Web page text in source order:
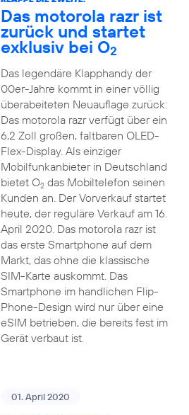
Das motorola razr ist
zurück und startet
exklusiv bei O2
Das legendäre Klapphandy der
00er-Jahre kommt in einer völlig
überabeiteten Neuauflage zurück:
Das motorola razr verfügt über ein
6,2 Zoll großen, faltbaren OLED-
Flex-Display. Als einziger
Mobilfunkanbieter in Deutschland
bietet O2das Mobiltelefon seinen
Kunden an. Der Vorverkauf startet
heute, der reguläre Verkauf am 16.
April 2020. Das motorola razr ist
das erste Smartphone auf dem
Markt, das ohne die klassische
SIM-Karte auskommt. Das
Smartphone im handlichen Flip-
Phone-Design wird nur über eine
eSIM betrieben, die bereits fest im
Gerät verbaut ist.
01. April 2020